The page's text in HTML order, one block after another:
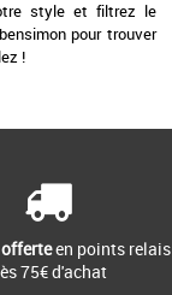
style et filtrez le
pour trouver
!
en points relais
75€ d'achat